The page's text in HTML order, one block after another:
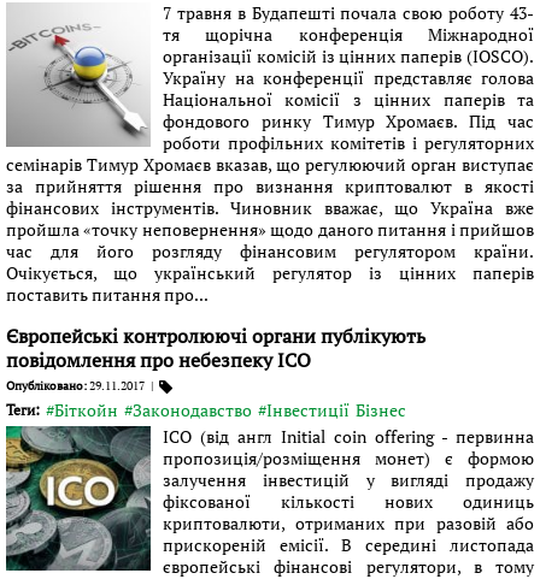
7 травня в Будапешті почала свою роботу 43-
тя щорічна конференція Міжнародної
організації комісій із цінних паперів (IOSCO).
Україну на конференції представляє голова
Національної комісії з цінних паперів та
фондового ринку Тимур Хромаєв. Під час
роботи профільних комітетів і регуляторних
семінарів Тимур Хромаєв вказав, що регулюючий орган виступає
за прийняття рішення про визнання криптовалют в якості
фінансових інструментів. Чиновник вважає, що Україна вже
пройшла «точку неповернення» щодо даного питання і прийшов
час для його розгляду фінансовим регулятором країни.
Очікується, що український регулятор із цінних паперів
поставить питання про...
Європейські контролюючі органи публікують
повідомлення про небезпеку ICO
Опубліковано:29.11.2017 |
Теги: #Біткойн #Законодавство #Інвестиції Бізнес
ICO (від англ Initial coin offering - первинна
пропозиція/розміщення монет) є формою
залучення інвестицій у вигляді продажу
фіксованої кількості нових одиниць
криптовалюти, отриманих при разовій або
прискореній емісії. В середині листопада
європейські фінансові регулятори, в тому